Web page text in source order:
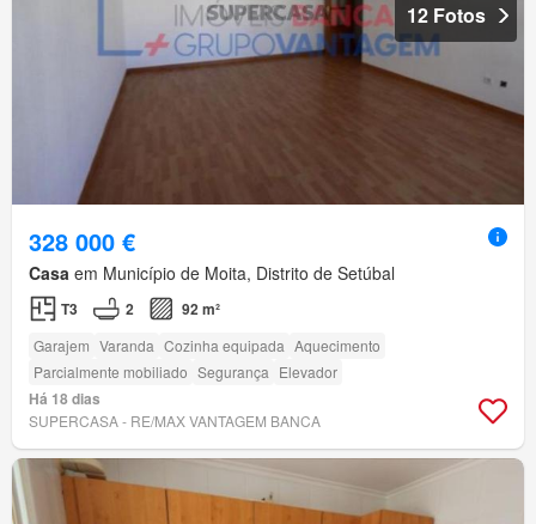
12 Fotos
328 000 €
Casa em Município de Moita, Distrito de Setúbal
T3 2 92 m²
Garajem Varanda Cozinha equipada Aquecimento
Parcialmente mobiliado Segurança Elevador
Há 18 dias
SUPERCASA - RE/MAX VANTAGEM BANCA